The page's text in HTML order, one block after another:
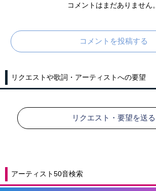
コメントはまだありません。
コメントを投稿する
リクエストや歌詞・アーティストへの要望
リクエスト・要望を送る
アーティスト50音検索